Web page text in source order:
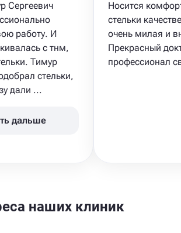
Сергеевич
работу. И
с тнм,
Тимур
стельки,
дали ...
дальше
Носится
стельки
очень милая и
Прекрасный
профессионал
наших клиник